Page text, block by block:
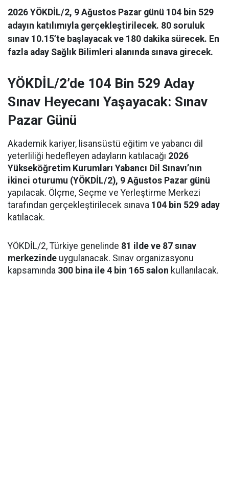
2026 YÖKDİL/2, 9 Ağustos Pazar günü 104 bin 529
adayın katılımıyla gerçekleştirilecek. 80 soruluk
sınav 10.15’te başlayacak ve 180 dakika sürecek. En
fazla aday Sağlık Bilimleri alanında sınava girecek.
YÖKDİL/2’de 104 Bin 529 Aday
Sınav Heyecanı Yaşayacak: Sınav
Pazar Günü
Akademik kariyer, lisansüstü eğitim ve yabancı dil
yeterliliği hedefleyen adayların katılacağı 2026
Yükseköğretim Kurumları Yabancı Dil Sınavı’nın
ikinci oturumu (YÖKDİL/2), 9 Ağustos Pazar günü
yapılacak. Ölçme, Seçme ve Yerleştirme Merkezi
tarafından gerçekleştirilecek sınava 104 bin 529 aday
katılacak.
YÖKDİL/2, Türkiye genelinde 81 ilde ve 87 sınav
merkezinde uygulanacak. Sınav organizasyonu
kapsamında 300 bina ile 4 bin 165 salon kullanılacak.